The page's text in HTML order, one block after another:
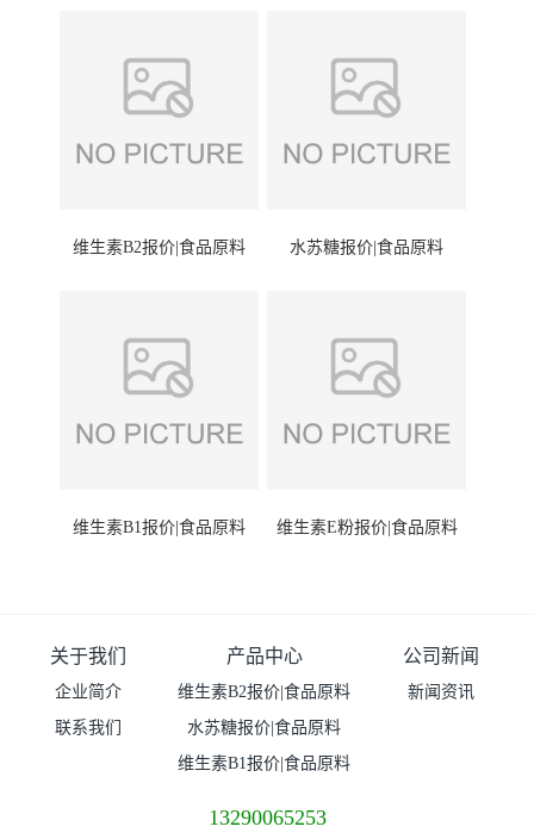
维生素B2报价|食品原料 水苏糖报价|食品原料
维生素B1报价|食品原料 维生素E粉报价|食品原料
关于我们
企业简介
联系我们
产品中心
维生素B2报价|食品原料
水苏糖报价|食品原料
维生素B1报价|食品原料
公司新闻
新闻资讯
13290065253